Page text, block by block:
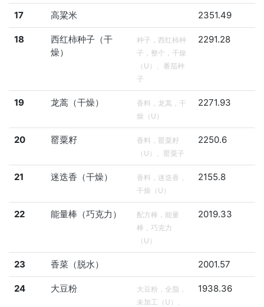
17 高粱米 2351.49
18
西红柿种子（干
燥）
种子，西红柿种
子，整个，干燥
（U）、番茄种
子
2291.28
19 龙蒿（干燥）
香料，龙蒿，干
燥（U）
2271.93
20 罂粟籽
香料，罂粟籽
（U）、罂粟子
2250.6
21 迷迭香（干燥）
香料，迷迭香，
干燥（U）
2155.8
22 能量棒（巧克力）
配方棒，能量
棒，巧克力
（U）
2019.33
23 香菜（脱水） 2001.57
24 大豆粉
大豆粉，全脂，
未加工（U）、
1938.36